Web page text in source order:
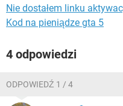
Nie dostałem linku
Kod na pieniądze gta 5
4 odpowiedzi
ODPOWIEDŹ 1 / 4